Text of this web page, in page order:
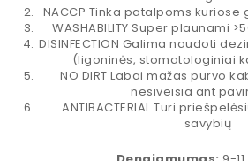
NACCP Tinka patalpoms
WASHABILITY Super plaunami
DISINFECTION Galima naudoti
(ligoninės, stomatologiniai
NO DIRT Labai mažas purvo
nesiveisia ant
ANTIBACTERIAL Turi
savybių